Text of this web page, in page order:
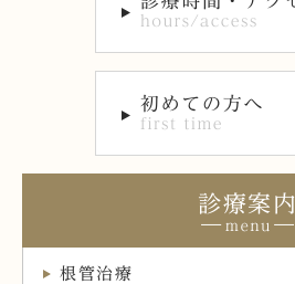
診療案内
根管治療